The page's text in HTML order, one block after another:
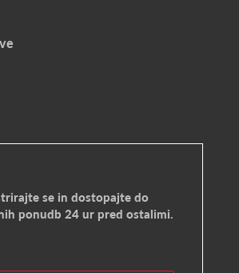
se in dostopajte do
ponudb 24 ur pred ostalimi.